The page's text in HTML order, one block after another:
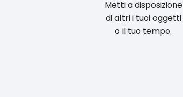
Metti a disposizione
di altri i tuoi oggetti
o il tuo tempo.